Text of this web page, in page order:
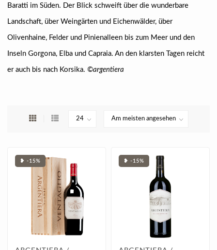
Baratti im Süden. Der Blick schweift über die wunderbare
Landschaft, über Weingärten und Eichenwälder, über
Olivenhaine, Felder und Pinienalleen bis zum Meer und den
Inseln Gorgona, Elba und Capraia. An den klarsten Tagen reicht
er auch bis nach Korsika. ©argentiera
❥ -15% ❥ -15%